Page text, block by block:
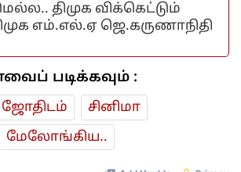
திமுக விக்கெட்டும்
எம்.எல்.ஏ ஜெ.கருணாநிதி
படிக்கவும் :
ஜோ‌திட‌ம்
சினிமா
மேலோங்கிய..